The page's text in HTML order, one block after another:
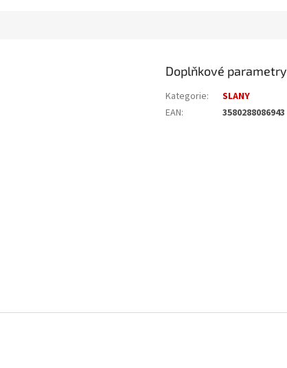
Doplňkové parametry
Kategorie:
SLANY
EAN: 3580288086943